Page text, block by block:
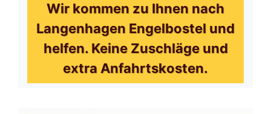
Wir kommen zu Ihnen nach
Langenhagen Engelbostel und
helfen. Keine Zuschläge und
extra Anfahrtskosten.